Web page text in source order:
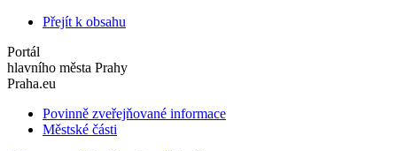
Přejít k obsahu
Portál
hlavního města Prahy
Praha.eu
Povinně zveřejňované informace
Městské části